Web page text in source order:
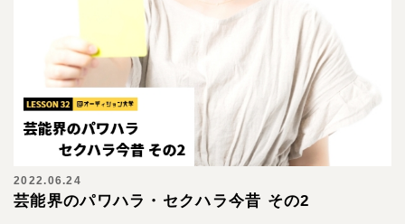
2022.06.24
芸能界のパワハラ・セクハラ今昔 その2